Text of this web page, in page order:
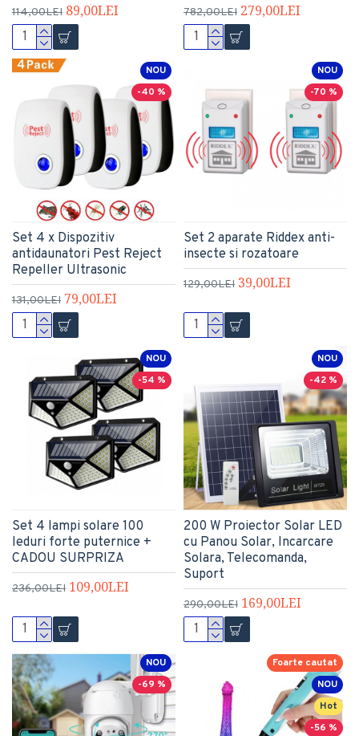
114,00LEI 89,00LEI 782,00LEI 279,00LEI
NOU
-40 %
Set 4 x Dispozitiv
antidaunatori Pest Reject
Repeller Ultrasonic
131,00LEI 79,00LEI
NOU
-70 %
Set 2 aparate Riddex anti-
insecte si rozatoare
129,00LEI 39,00LEI
NOU
-54 %
Set 4 lampi solare 100
leduri forte puternice +
CADOU SURPRIZA
236,00LEI 109,00LEI
NOU
-42 %
200 W Proiector Solar LED
cu Panou Solar, Incarcare
Solara, Telecomanda,
Suport
290,00LEI 169,00LEI
NOU
-69 %
NOU
Hot
Foarte cautat
-56 %